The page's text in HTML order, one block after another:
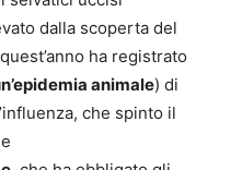
dalla scoperta del
ha registrato
animale) di
che spinto il